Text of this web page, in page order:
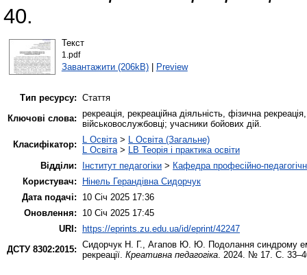
40.
Текст
1.pdf
Завантажити (206kB)| Preview
Тип ресурсу: Стаття
Ключові слова: рекреація, рекреаційна діяльність, фізична
військовослужбовці; учасники бойових дій.
Класифікатор:
L Освіта> L Освіта (Загальне)
L Освіта> LB Теорія і практика освіти
Відділи:
Інститут педагогіки > Кафедра професійно-
Користувач:
Нінель Герандівна Сидорчук
Дата подачі:
10 Січ 2025 17:36
Оновлення:
10 Січ 2025 17:45
URI:
https://eprints.zu.edu.ua/id/eprint/42247
ДСТУ 8302:2015: Сидорчук Н. Г., Агапов Ю. Ю. Подолання синдрому
рекреації. Креативна педагогіка. 2024. № 17. С.